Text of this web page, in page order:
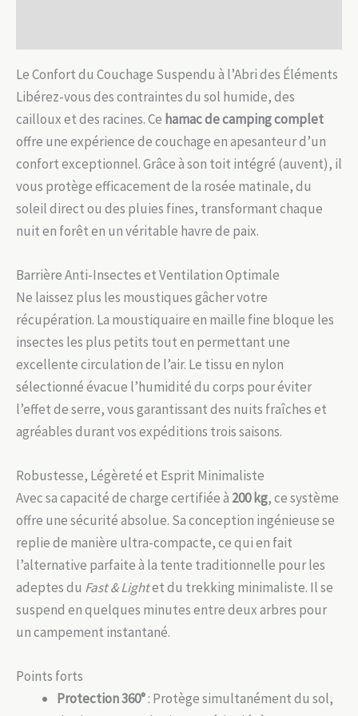
Le Confort du Couchage Suspendu à l’Abri des Éléments
Libérez-vous des contraintes du sol humide, des
cailloux et des racines. Ce hamac de camping complet
offre une expérience de couchage en apesanteur d’un
confort exceptionnel. Grâce à son toit intégré (auvent), il
vous protège efficacement de la rosée matinale, du
soleil direct ou des pluies fines, transformant chaque
nuit en forêt en un véritable havre de paix.
Barrière Anti-Insectes et Ventilation Optimale
Ne laissez plus les moustiques gâcher votre
récupération. La moustiquaire en maille fine bloque les
insectes les plus petits tout en permettant une
excellente circulation de l’air. Le tissu en nylon
sélectionné évacue l’humidité du corps pour éviter
l’effet de serre, vous garantissant des nuits fraîches et
agréables durant vos expéditions trois saisons.
Robustesse, Légèreté et Esprit Minimaliste
Avec sa capacité de charge certifiée à 200 kg, ce système
offre une sécurité absolue. Sa conception ingénieuse se
replie de manière ultra-compacte, ce qui en fait
l’alternative parfaite à la tente traditionnelle pour les
adeptes du Fast & Lightet du trekking minimaliste. Il se
suspend en quelques minutes entre deux arbres pour
un campement instantané.
Points forts
Protection 360°: Protège simultanément du sol,